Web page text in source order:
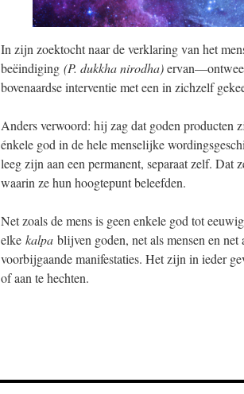
In zijn zoektocht naar de verklaring van het
beëindiging (P. dukkha nirodha)
bovenaardse interventie met een in zichzelf
Anders verwoord: hij zag dat goden producten
énkele god in de hele menselijke
leeg zijn aan een permanent, separaat zelf.
waarin ze hun hoogtepunt beleefden.
Net zoals de mens is geen enkele god tot
elke kalpa blijven goden, net als mensen en net
voorbijgaande manifestaties. Het zijn in ieder
of aan te hechten.